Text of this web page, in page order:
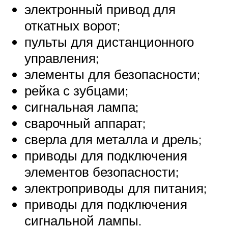
электронный привод для
откатных ворот;
пульты для дистанционного
управления;
элементы для безопасности;
рейка с зубцами;
сигнальная лампа;
сварочный аппарат;
сверла для металла и дрель;
приводы для подключения
элементов безопасности;
электроприводы для питания;
приводы для подключения
сигнальной лампы.